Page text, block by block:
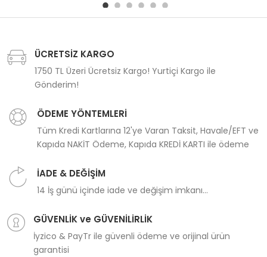
ÜCRETSİZ KARGO
1750 TL Üzeri Ücretsiz Kargo! Yurtiçi Kargo ile
Gönderim!
ÖDEME YÖNTEMLERİ
Tüm Kredi Kartlarına 12'ye Varan Taksit, Havale/EFT ve
Kapıda NAKİT Ödeme, Kapıda KREDİ KARTI ile ödeme
İADE & DEĞİŞİM
14 İş günü içinde iade ve değişim imkanı...
GÜVENLİK ve GÜVENİLİRLİK
İyzico & PayTr ile güvenli ödeme ve orijinal ürün
garantisi